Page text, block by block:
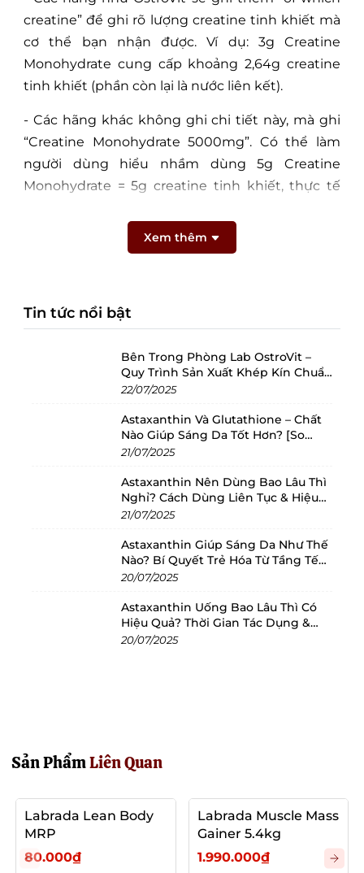
creatine” để ghi rõ lượng creatine tinh khiết mà
cơ thể bạn nhận được. Ví dụ: 3g Creatine
Monohydrate cung cấp khoảng 2,64g creatine
tinh khiết (phần còn lại là nước liên kết).
- Các hãng khác không ghi chi tiết này, mà ghi
“Creatine Monohydrate 5000mg”. Có thể làm
người dùng hiểu nhầm dùng 5g Creatine
Monohydrate = 5g creatine tinh khiết, thực tế
- Pha 3 g (3/4 muỗng) vào 100 - 150 ml nước hoặc
nước trái cây.
- Vào những ngày tập luyện, dùng một phần sau
khi thức dậy, và sau khi tập luyện. Vào những
mỗi ngày sau khi thức dậy.
vón do khí hậu ở VN, pha với nước nó tan bình
thường, không ảnh hưởng đến chất lượng. Sản
vui lòng cân nhắc trước khi mua.
- Nếu bị vón bạn hãy
đập ra như đập đá, xong bỏ vô máy xay sinh tố
(ko thêm nước), sản phẩm sẽ thành bột mịn.
Active ingredients
For a
portion
RI
Xem thêm
Tin tức nổi bật
Bên Trong Phòng Lab OstroVit –
Quy Trình Sản Xuất Khép Kín Chuẩn
Châu Âu
22/07/2025
Astaxanthin Và Glutathione – Chất
Nào Giúp Sáng Da Tốt Hơn? [So
Sánh 2025]
21/07/2025
Astaxanthin Nên Dùng Bao Lâu Thì
Nghỉ? Cách Dùng Liên Tục & Hiệu
Quả Nhất
21/07/2025
Astaxanthin Giúp Sáng Da Như Thế
Nào? Bí Quyết Trẻ Hóa Từ Tầng Tế
Bào
20/07/2025
Astaxanthin Uống Bao Lâu Thì Có
Hiệu Quả? Thời Gian Tác Dụng &
Cách Dùng Tối Ưu
20/07/2025
Sản PhẩmLiên Quan
Labrada Lean Body
MRP
80.000₫
Labrada Muscle Mass
Gainer 5.4kg
1.990.000₫